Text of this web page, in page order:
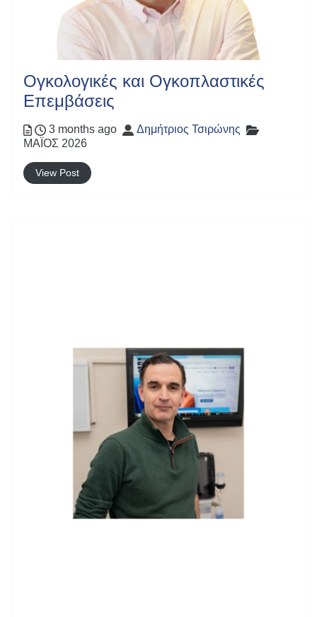
Ογκολογικές και Ογκοπλαστικές
Επεμβάσεις
Posted
3 months ago Author
Δημήτριος Τσιρώνης
Categories
ΜΑΪΟΣ 2026
View Post